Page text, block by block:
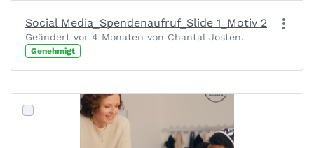
Social Media_Spendenaufruf_Slide 1_Motiv 2
Geändert vor 4 Monaten von Chantal Josten.
Genehmigt